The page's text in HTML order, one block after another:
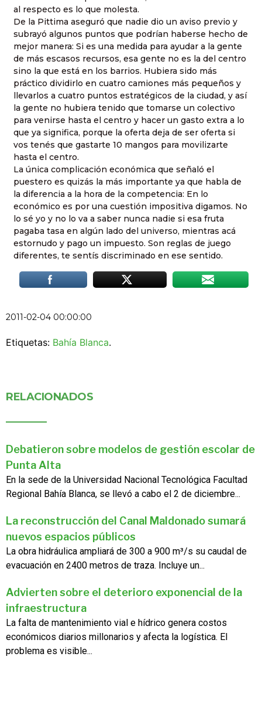
al respecto es lo que molesta.
De la Pittima aseguró que nadie dio un aviso previo y
subrayó algunos puntos que podrían haberse hecho de
mejor manera: Si es una medida para ayudar a la gente
de más escasos recursos, esa gente no es la del centro
sino la que está en los barrios. Hubiera sido más
práctico dividirlo en cuatro camiones más pequeños y
llevarlos a cuatro puntos estratégicos de la ciudad, y así
la gente no hubiera tenido que tomarse un colectivo
para venirse hasta el centro y hacer un gasto extra a lo
que ya significa, porque la oferta deja de ser oferta si
vos tenés que gastarte 10 mangos para movilizarte
hasta el centro.
La única complicación económica que señaló el
puestero es quizás la más importante ya que habla de
la diferencia a la hora de la competencia: En lo
económico es por una cuestión impositiva digamos. No
lo sé yo y no lo va a saber nunca nadie si esa fruta
pagaba tasa en algún lado del universo, mientras acá
estornudo y pago un impuesto. Son reglas de juego
diferentes, te sentís discriminado en ese sentido.
2011-02-04 00:00:00
Etiquetas: Bahía Blanca.
RELACIONADOS
Debatieron sobre modelos de gestión escolar de
Punta Alta
En la sede de la Universidad Nacional Tecnológica Facultad
Regional Bahía Blanca, se llevó a cabo el 2 de diciembre...
La reconstrucción del Canal Maldonado sumará
nuevos espacios públicos
La obra hidráulica ampliará de 300 a 900 m³/s su caudal de
evacuación en 2400 metros de traza. Incluye un...
Advierten sobre el deterioro exponencial de la
infraestructura
La falta de mantenimiento vial e hídrico genera costos
económicos diarios millonarios y afecta la logística. El
problema es visible...